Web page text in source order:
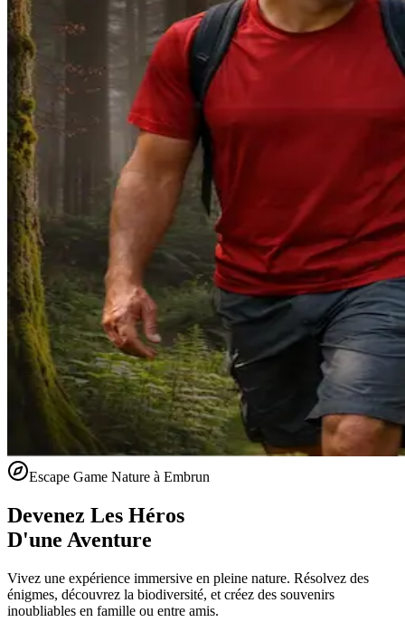
Escape Game Nature à Embrun
Devenez Les Héros
D'une Aventure
Vivez une expérience immersive en pleine nature. Résolvez des
énigmes, découvrez la biodiversité, et créez des souvenirs
inoubliables en famille ou entre amis.